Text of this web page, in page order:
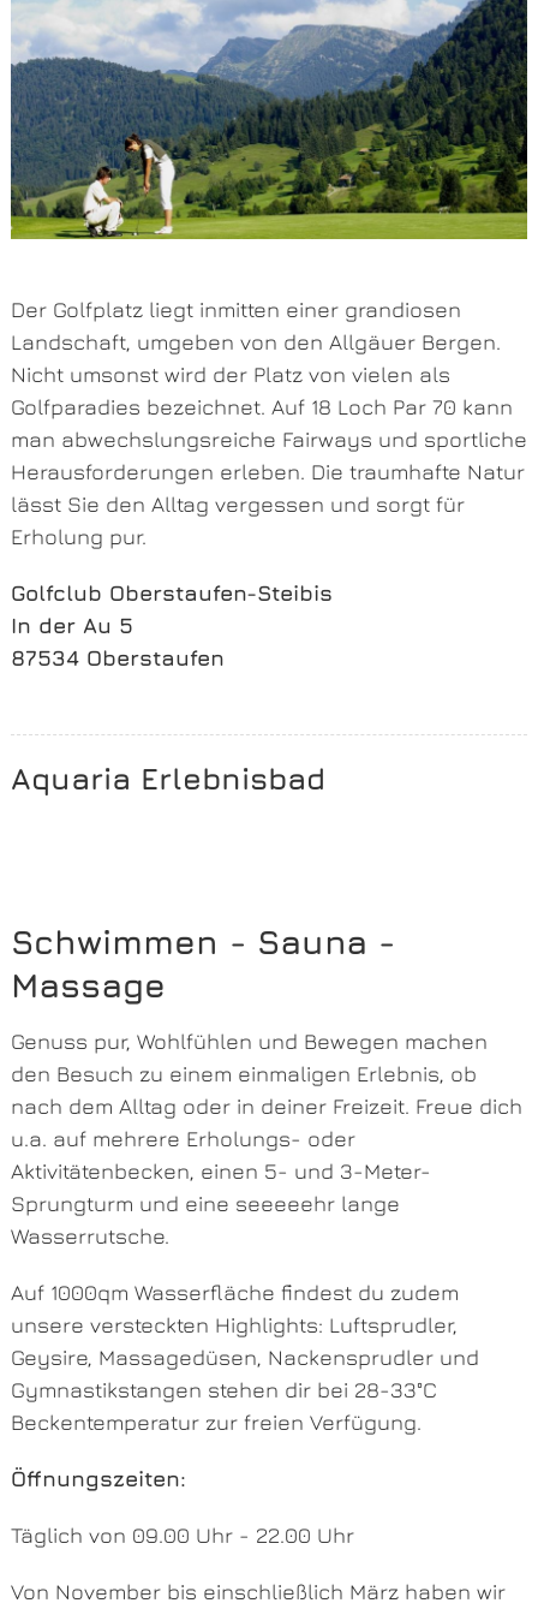
Der Golfplatz liegt inmitten einer grandiosen
Landschaft, umgeben von den Allgäuer Bergen.
Nicht umsonst wird der Platz von vielen als
Golfparadies bezeichnet. Auf 18 Loch Par 70 kann
man abwechslungsreiche Fairways und sportliche
Herausforderungen erleben. Die traumhafte Natur
lässt Sie den Alltag vergessen und sorgt für
Erholung pur.
Golfclub Oberstaufen-Steibis
In der Au 5
87534 Oberstaufen
Aquaria Erlebnisbad
Schwimmen - Sauna -
Massage
Genuss pur, Wohlfühlen und Bewegen machen
den Besuch zu einem einmaligen Erlebnis, ob
nach dem Alltag oder in deiner Freizeit. Freue dich
u.a. auf mehrere Erholungs- oder
Aktivitätenbecken, einen 5- und 3-Meter-
Sprungturm und eine seeeeehr lange
Wasserrutsche.
Auf 1000qm Wasserfläche findest du zudem
unsere versteckten Highlights: Luftsprudler,
Geysire, Massagedüsen, Nackensprudler und
Gymnastikstangen stehen dir bei 28-33°C
Beckentemperatur zur freien Verfügung.
Öffnungszeiten:
Täglich von 09.00 Uhr - 22.00 Uhr
Von November bis einschließlich März haben wir